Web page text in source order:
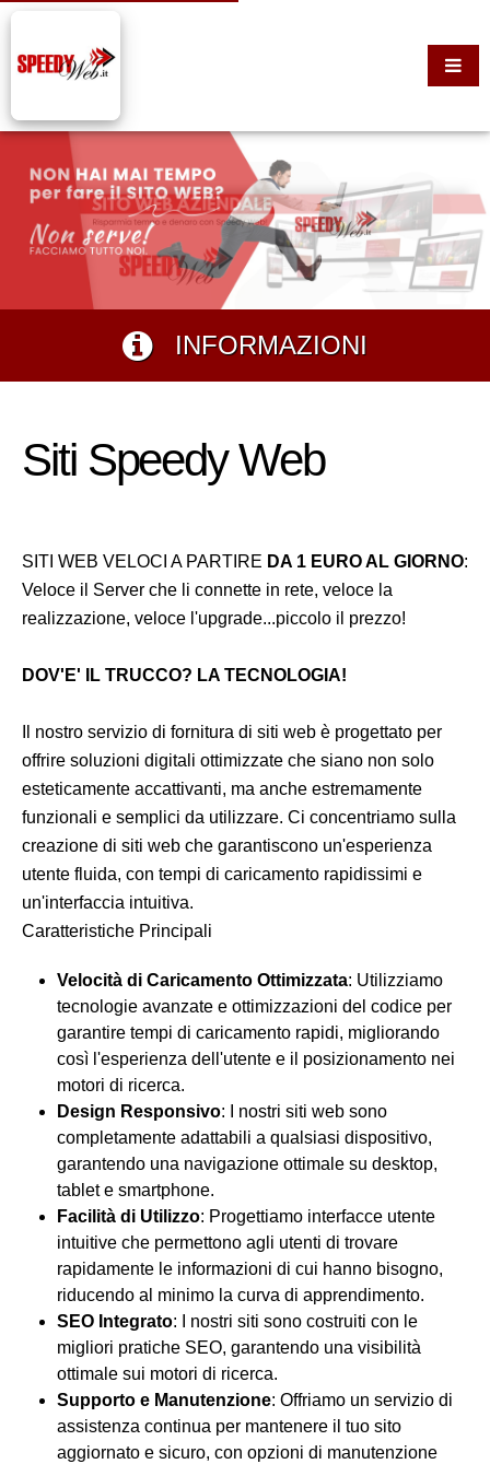
INFORMAZIONI
Siti Speedy Web
SITI WEB VELOCI A PARTIRE DA 1 EURO AL GIORNO:
Veloce il Server che li connette in rete, veloce la
realizzazione, veloce l'upgrade...piccolo il prezzo!
DOV'E' IL TRUCCO? LA TECNOLOGIA!
Il nostro servizio di fornitura di siti web è progettato per
offrire soluzioni digitali ottimizzate che siano non solo
esteticamente accattivanti, ma anche estremamente
funzionali e semplici da utilizzare. Ci concentriamo sulla
creazione di siti web che garantiscono un'esperienza
utente fluida, con tempi di caricamento rapidissimi e
un'interfaccia intuitiva.
Caratteristiche Principali
Velocità di Caricamento Ottimizzata: Utilizziamo
tecnologie avanzate e ottimizzazioni del codice per
garantire tempi di caricamento rapidi, migliorando
così l'esperienza dell'utente e il posizionamento nei
motori di ricerca.
Design Responsivo: I nostri siti web sono
completamente adattabili a qualsiasi dispositivo,
garantendo una navigazione ottimale su desktop,
tablet e smartphone.
Facilità di Utilizzo: Progettiamo interfacce utente
intuitive che permettono agli utenti di trovare
rapidamente le informazioni di cui hanno bisogno,
riducendo al minimo la curva di apprendimento.
SEO Integrato: I nostri siti sono costruiti con le
migliori pratiche SEO, garantendo una visibilità
ottimale sui motori di ricerca.
Supporto e Manutenzione: Offriamo un servizio di
assistenza continua per mantenere il tuo sito
aggiornato e sicuro, con opzioni di manutenzione